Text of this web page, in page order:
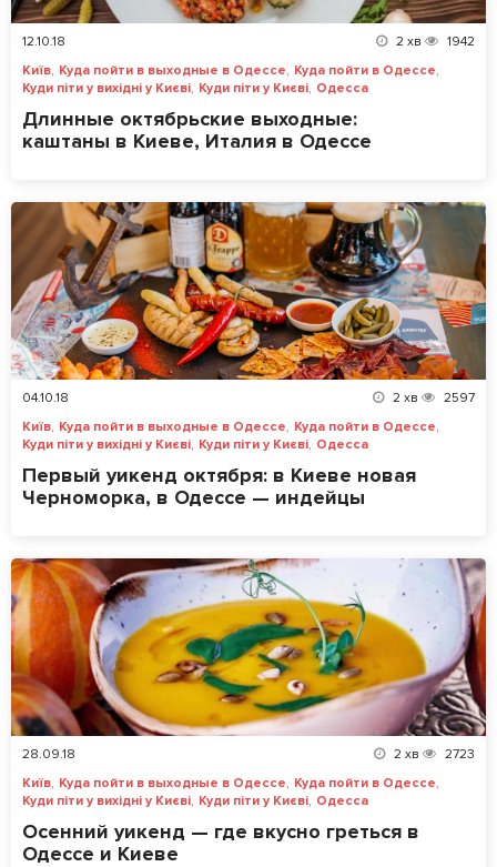
12.10.18 2 хв
1942
Київ, Куда пойти в выходные в Одессе, Куда пойти в Одессе,
Куди піти у вихідні у Києві, Куди піти у Києві, Одесса
Длинные октябрьские выходные:
каштаны в Киеве, Италия в Одессе
04.10.18 2 хв
2597
Київ, Куда пойти в выходные в Одессе, Куда пойти в Одессе,
Куди піти у вихідні у Києві, Куди піти у Києві, Одесса
Первый уикенд октября: в Киеве новая
Черноморка, в Одессе — индейцы
28.09.18 2 хв
2723
Київ, Куда пойти в выходные в Одессе, Куда пойти в Одессе,
Куди піти у вихідні у Києві, Куди піти у Києві, Одесса
Осенний уикенд — где вкусно греться в
Одессе и Киеве